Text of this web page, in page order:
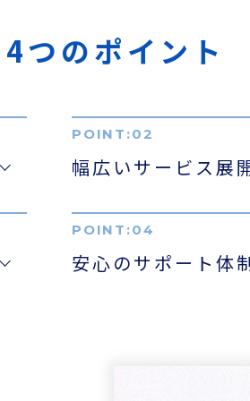
4つのポイント
幅広いサービス展
安心のサポート体